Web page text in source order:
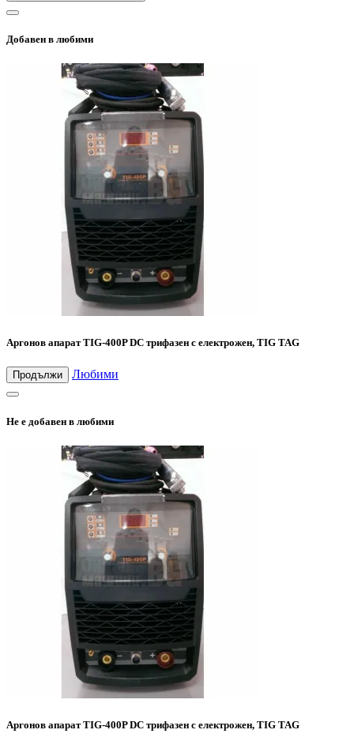
Добавен в любими
Аргонов апарат TIG-400P DC трифазен с електрожен, TIG TAG
Продължи Любими
Не е добавен в любими
Аргонов апарат TIG-400P DC трифазен с електрожен, TIG TAG